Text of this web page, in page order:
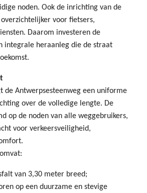
noden. Ook de inrichting van de
voor fietsers,
Daarom investeren de
integrale heraanleg die de straat
de Antwerpsesteenweg een uniforme
over de volledige lengte. De
op de noden van alle weggebruikers,
voor verkeersveiligheid,
van 3,30 meter breed;
op een duurzame en stevige